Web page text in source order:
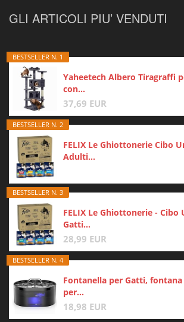
GLI ARTICOLI PIU’ VENDUTI
BESTSELLER N. 1
Yaheetech Albero Tiragraffi
con...
37,69 EUR
BESTSELLER N. 2
FELIX Le Ghiottonerie Cibo
Adulti...
BESTSELLER N. 3
FELIX Le Ghiottonerie - Cibo
Gatti...
28,99 EUR
BESTSELLER N. 4
Fontanella per Gatti,
per...
18,98 EUR